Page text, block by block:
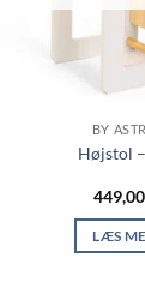
BY
Højstol
449,00
LÆS